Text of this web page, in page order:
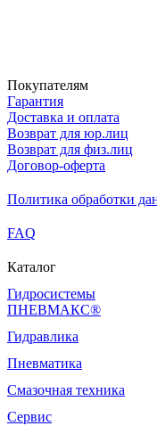
Покупателям
Гарантия
Доставка и оплата
Возврат для юр.лиц
Возврат для физ.лиц
Договор-оферта
Политика обработки
FAQ
Каталог
Гидросистемы
ПНЕВМАКС®
Гидравлика
Пневматика
Смазочная техника
Сервис